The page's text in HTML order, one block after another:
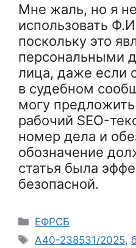
Мне жаль, но я
использовать
поскольку это
персональными
лица, даже если
в судебном
могу
рабочий SEO-
номер дела и
обозначение
статья была
безопасной.
Рубрики
ЕФРСБ
Метки
А40-238531/2025,